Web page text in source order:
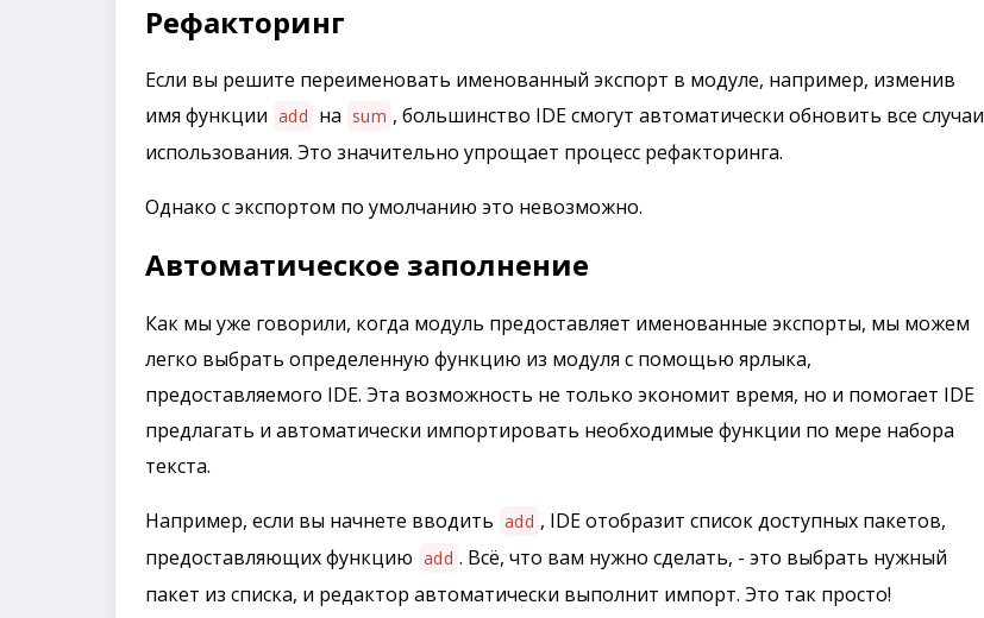
Рефакторинг
Если вы решите переименовать именованный экспорт в модуле, например, изменив
имя функции add на sum , большинство IDE смогут автоматически обновить все случаи
использования. Это значительно упрощает процесс рефакторинга.
Однако с экспортом по умолчанию это невозможно.
Автоматическое заполнение
Как мы уже говорили, когда модуль предоставляет именованные экспорты, мы можем
легко выбрать определенную функцию из модуля с помощью ярлыка,
предоставляемого IDE. Эта возможность не только экономит время, но и помогает IDE
предлагать и автоматически импортировать необходимые функции по мере набора
текста.
Например, если вы начнете вводить add , IDE отобразит список доступных пакетов,
предоставляющих функцию add . Всё, что вам нужно сделать, - это выбрать нужный
пакет из списка, и редактор автоматически выполнит импорт. Это так просто!